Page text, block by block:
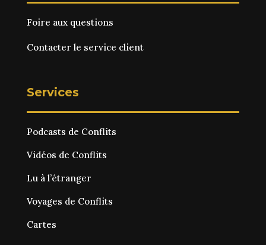
Foire aux questions
Contacter le service client
Services
Podcasts de Conflits
Vidéos de Conflits
Lu à l’étranger
Voyages de Conflits
Cartes